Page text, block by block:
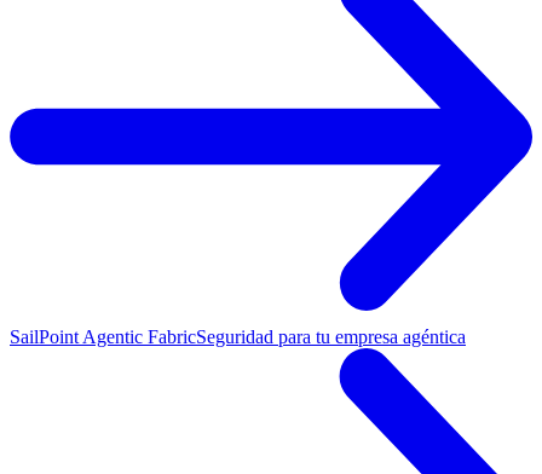
SailPoint Agentic FabricSeguridad para tu empresa agéntica